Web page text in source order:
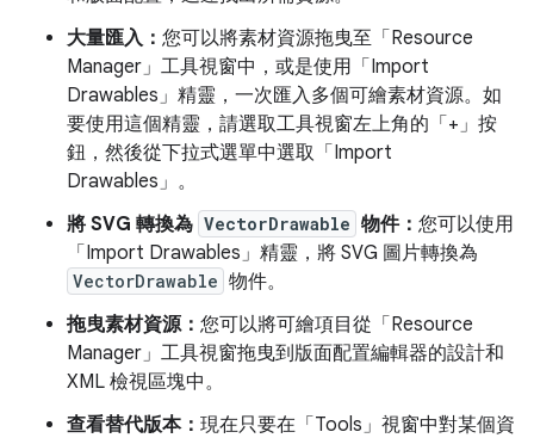
大量匯入： 您可以將素材資源拖曳至「Resource
Manager」 工具視窗中，或是使用「Import
Drawables」 精靈，一次匯入多個可繪素材資源。如
要使用這個精靈，請選取工具視窗左上角的「+」按
鈕，然後從下拉式選單中選取「Import
Drawables」 。
將 SVG 轉換為 VectorDrawable 物件： 您可以使用
「Import Drawables」 精靈，將 SVG 圖片轉換為
VectorDrawable 物件。
拖曳素材資源： 您可以將可繪項目從「Resource
Manager」 工具視窗拖曳到版面配置編輯器的設計和
XML 檢視區塊中。
查看替代版本： 現在只要在「Tools」 視窗中對某個資